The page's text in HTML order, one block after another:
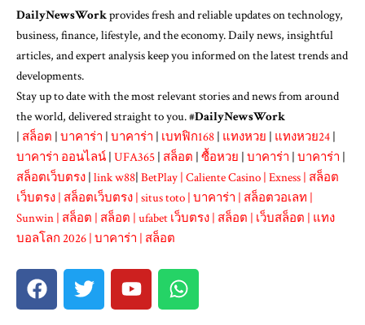
DailyNewsWorkprovides fresh and reliable updates on technology,
business, finance, lifestyle, and the economy. Daily news, insightful
articles, and expert analysis keep you informed on the latest trends and
developments.
Stay up to date with the most relevant stories and news from around
the world, delivered straight to you. #DailyNewsWork
| สล็อต | บาคาร่า | บาคาร่า | เบทฟิก168 | แทงหวย | แทงหวย24 |
บาคาร่า ออนไลน์ | UFA365 | สล็อต | ซื้อหวย | บาคาร่า | บาคาร่า |
สล็อตเว็บตรง | link w88| BetPlay | Caliente Casino | Exness | สล็อต
เว็บตรง | สล็อตเว็บตรง | situs toto | บาคาร่า | สล็อตวอเลท |
Sunwin | สล็อต | สล็อต | ufabet เว็บตรง | สล็อต | เว็บสล็อต | แทง
บอลโลก 2026 | บาคาร่า | สล็อต